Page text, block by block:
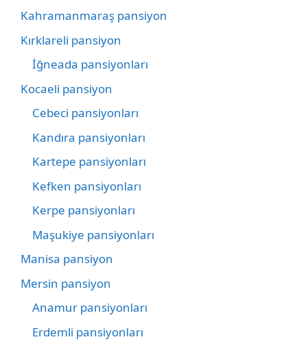
Kahramanmaraş pansiyon
Kırklareli pansiyon
İğneada pansiyonları
Kocaeli pansiyon
Cebeci pansiyonları
Kandıra pansiyonları
Kartepe pansiyonları
Kefken pansiyonları
Kerpe pansiyonları
Maşukiye pansiyonları
Manisa pansiyon
Mersin pansiyon
Anamur pansiyonları
Erdemli pansiyonları